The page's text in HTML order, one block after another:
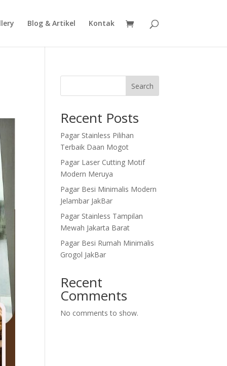
Blog & Artikel Kontak
Search
Recent Posts
Pagar Stainless Pilihan
Terbaik Daan Mogot
Pagar Laser Cutting Motif
Modern Meruya
Pagar Besi Minimalis Modern
Jelambar JakBar
Pagar Stainless Tampilan
Mewah Jakarta Barat
Pagar Besi Rumah Minimalis
Grogol JakBar
Recent
Comments
No comments to show.